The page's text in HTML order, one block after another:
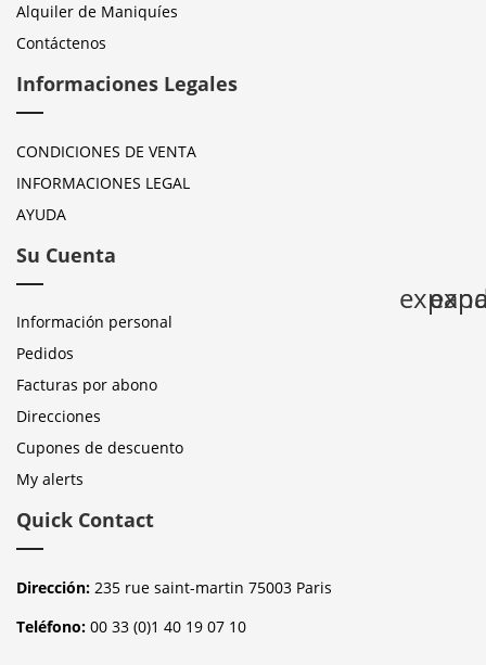
Alquiler de Maniquíes
Contáctenos
Informaciones Legales
CONDICIONES DE VENTA
INFORMACIONES LEGAL
AYUDA
Su Cuenta
Información personal
Pedidos
Facturas por abono
Direcciones
Cupones de descuento
My alerts
Quick Contact
Dirección: 235 rue saint-martin 75003 Paris
Teléfono: 00 33 (0)1 40 19 07 10